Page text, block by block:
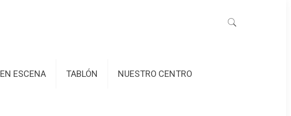
EN ESCENA TABLÓN NUESTRO CENTRO